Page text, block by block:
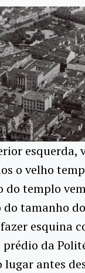
esquerda,
o velho
do templo
do tamanho
esquina
da
antes